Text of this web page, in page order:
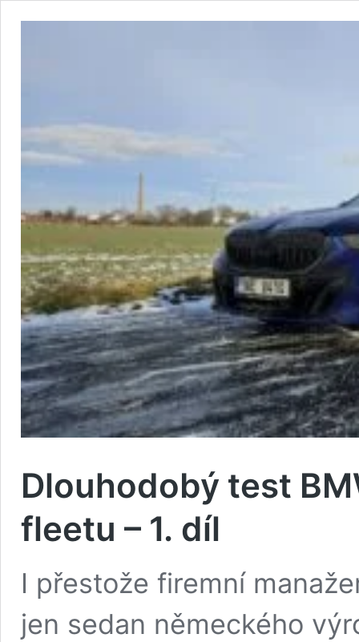
Dlouhodobý test
fleetu – 1. díl
I přestože firemní
jen sedan německého